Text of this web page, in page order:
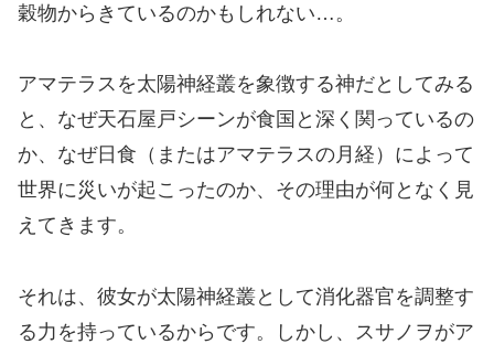
穀物からきているのかもしれない…。
アマテラスを太陽神経叢を象徴する神だとしてみる
と、なぜ天石屋戸シーンが食国と深く関っているの
か、なぜ日食（またはアマテラスの月経）によって
世界に災いが起こったのか、その理由が何となく見
えてきます。
それは、彼女が太陽神経叢として消化器官を調整す
る力を持っているからです。しかし、スサノヲがア